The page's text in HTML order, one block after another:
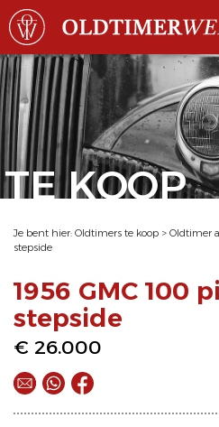
TE KOOP
Je bent hier: Oldtimers te koop > Oldtimer
stepside
1956 GMC 100
stepside
€ 26.000